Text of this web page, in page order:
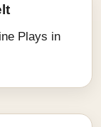
Plays in